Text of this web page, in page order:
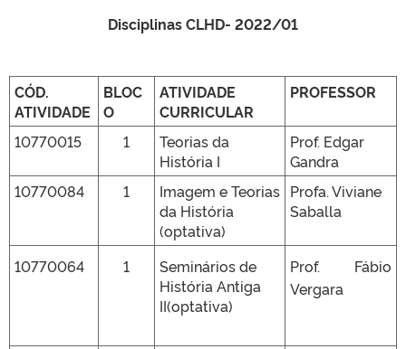
Disciplinas CLHD- 2022/01
CÓD.
ATIVIDADE
BLOC
O
ATIVIDADE
CURRICULAR
PROFESSOR
10770015 1
Teorias da
História I
Prof. Edgar
Gandra
10770084
1
Imagem e Teorias
da História
(optativa)
Profa. Viviane
Saballa
10770064 1
Seminários de
História Antiga
II(optativa)
Prof. Fábio
Vergara